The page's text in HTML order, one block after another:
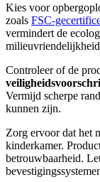
Kies voor
zoals FSC-
vermindert de
Controleer of de
Vermijd scherpe
kunnen zijn.
Zorg ervoor dat het
kinderkamer.
betrouwbaarheid.